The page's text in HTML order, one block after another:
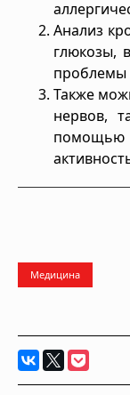
Анализ
глюкозы,
проблемы
Также
нервов,
Медицина